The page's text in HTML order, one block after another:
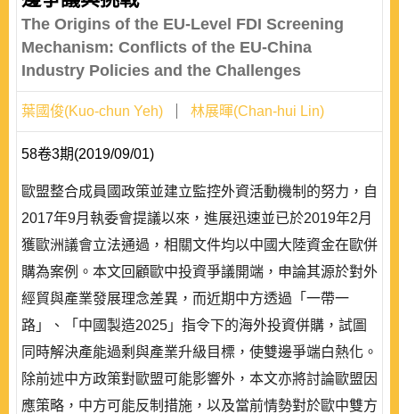
The Origins of the EU-Level FDI Screening
Mechanism: Conflicts of the EU-China
Industry Policies and the Challenges
葉國俊(Kuo-chun Yeh) 林展暉(Chan-hui Lin)
58卷3期(2019/09/01)
歐盟整合成員國政策並建立監控外資活動機制的努力，自
2017年9月執委會提議以來，進展迅速並已於2019年2月
獲歐洲議會立法通過，相關文件均以中國大陸資金在歐併
購為案例。本文回顧歐中投資爭議開端，申論其源於對外
經貿與產業發展理念差異，而近期中方透過「一帶一
路」、「中國製造2025」指令下的海外投資併購，試圖
同時解決產能過剩與產業升級目標，使雙邊爭端白熱化。
除前述中方政策對歐盟可能影響外，本文亦將討論歐盟因
應策略，中方可能反制措施，以及當前情勢對於歐中雙方